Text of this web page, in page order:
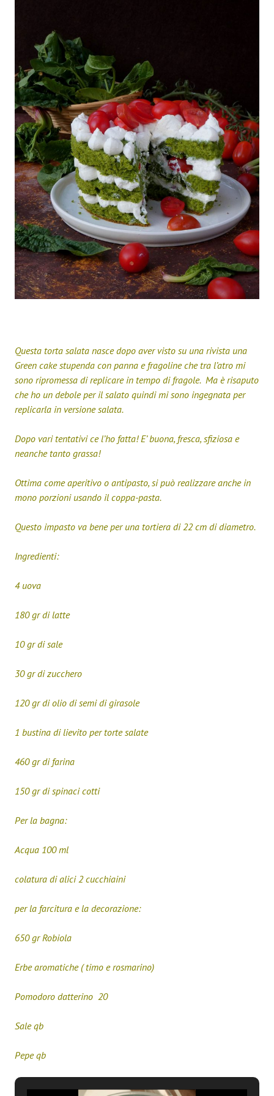
Questa torta salata nasce dopo aver visto su una rivista una
Green cake stupenda con panna e fragoline che tra l’atro mi
sono ripromessa di replicare in tempo di fragole. Ma è risaputo
che ho un debole per il salato quindi mi sono ingegnata per
replicarla in versione salata.
Dopo vari tentativi ce l’ho fatta! E’ buona, fresca, sfiziosa e
neanche tanto grassa!
Ottima come aperitivo o antipasto, si può realizzare anche in
mono porzioni usando il coppa-pasta.
Questo impasto va bene per una tortiera di 22 cm di diametro.
Ingredienti:
4 uova
180 gr di latte
10 gr di sale
30 gr di zucchero
120 gr di olio di semi di girasole
1 bustina di lievito per torte salate
460 gr di farina
150 gr di spinaci cotti
Per la bagna:
Acqua 100 ml
colatura di alici 2 cucchiaini
per la farcitura e la decorazione:
650 gr Robiola
Erbe aromatiche ( timo e rosmarino)
Pomodoro datterino 20
Sale qb
Pepe qb